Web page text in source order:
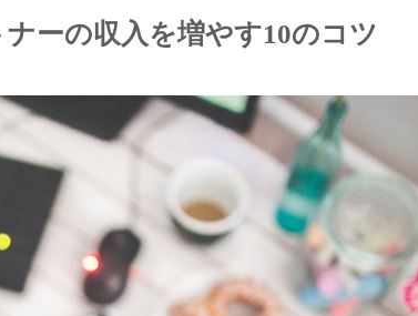
ーの収入を増やす10のコツ